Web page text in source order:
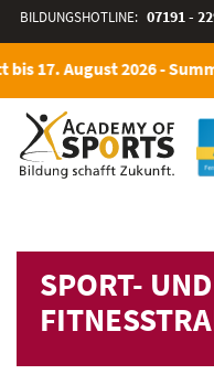
BILDUNGSHOTLINE: 07191 -
bis 17. August 2026 -
SPORT- UND